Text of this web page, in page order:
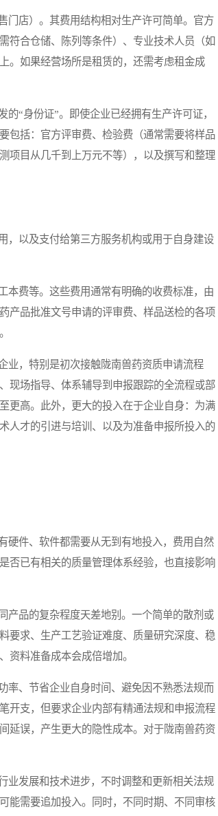
店）。其费用结构相对生产许可简单。官方
符合仓储、陈列等条件）、专业技术人员（如
。如果经营场所是租赁的，还需考虑租金成
“身份证”。即使企业已经拥有生产许可证，
包括：官方评审费、检验费（通常需要将样品
项目从几千到上万元不等），以及撰写和整理
以及支付给第三方服务机构或用于自身建设
费等。这些费用通常有明确的收费标准，由
产品批准文号申请的评审费、样品送检的各项
，特别是初次接触陇南兽药资质申请流程
现场指导、体系辅导到申报跟踪的全流程或部
更高。此外，更大的投入在于企业自身：为满
人才的引进与培训、以及为准备申报所投入的
件、软件都需要从无到有地投入，费用自然
否已有相关的质量管理体系经验，也直接影响
品的复杂程度天差地别。一个简单的散剂或
要求、生产工艺验证难度、质量研究深度、稳
资料准备成本会成倍增加。
、节省企业自身时间、避免因不熟悉法规而
开支，但要求企业内部有精通法规和申报流程
延误，产生更大的隐性成本。对于陇南兽药资
发展和技术进步，不时调整和更新相关法规
能需要追加投入。同时，不同时期、不同审核